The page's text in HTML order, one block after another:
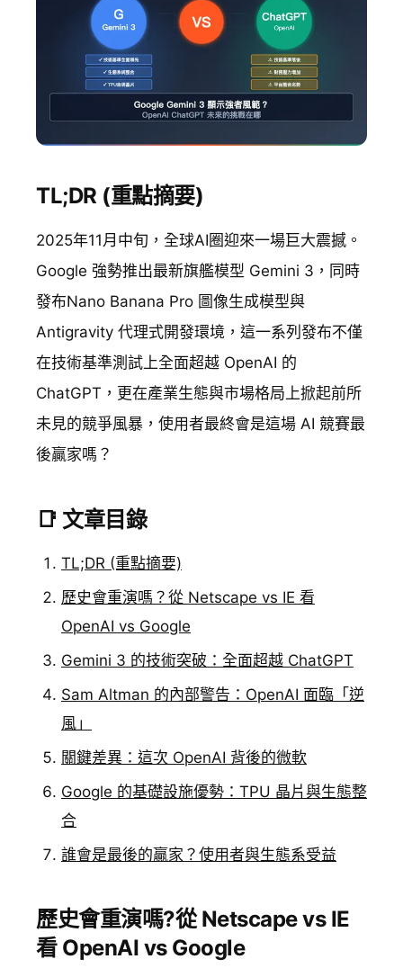
TL;DR (重點摘要)
2025年11月中旬，全球AI圈迎來一場巨大震撼。
Google 強勢推出最新旗艦模型 Gemini 3，同時
發布Nano Banana Pro 圖像生成模型與
Antigravity 代理式開發環境，這一系列發布不僅
在技術基準測試上全面超越 OpenAI 的
ChatGPT，更在產業生態與市場格局上掀起前所
未見的競爭風暴，使用者最終會是這場 AI 競賽最
後贏家嗎？
📑 文章目錄
TL;DR (重點摘要)
歷史會重演嗎？從 Netscape vs IE 看
OpenAI vs Google
Gemini 3 的技術突破：全面超越 ChatGPT
Sam Altman 的內部警告：OpenAI 面臨「逆
風」
關鍵差異：這次 OpenAI 背後的微軟
Google 的基礎設施優勢：TPU 晶片與生態整
合
誰會是最後的贏家？使用者與生態系受益
歷史會重演嗎?從 Netscape vs IE
看 OpenAI vs Google